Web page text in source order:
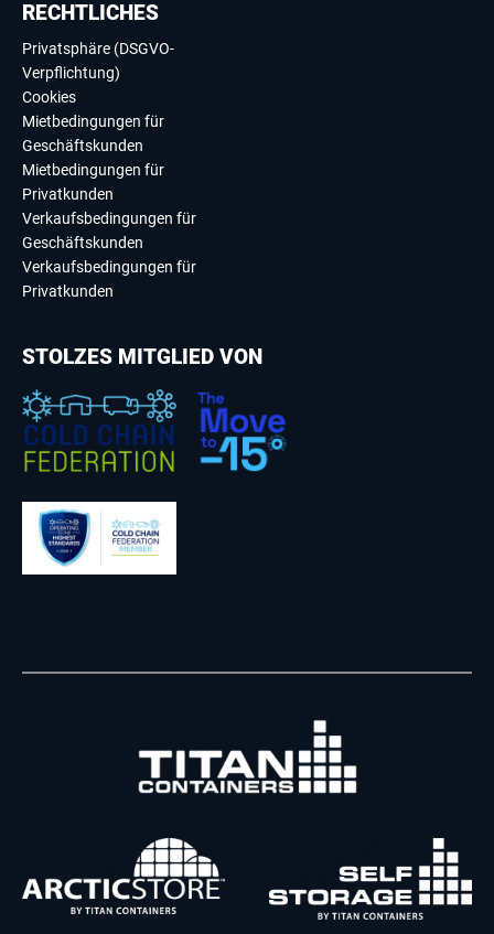
RECHTLICHES
Privatsphäre (DSGVO-
Verpflichtung)
Cookies
Mietbedingungen für
Geschäftskunden
Mietbedingungen für
Privatkunden
Verkaufsbedingungen für
Geschäftskunden
Verkaufsbedingungen für
Privatkunden
STOLZES MITGLIED VON